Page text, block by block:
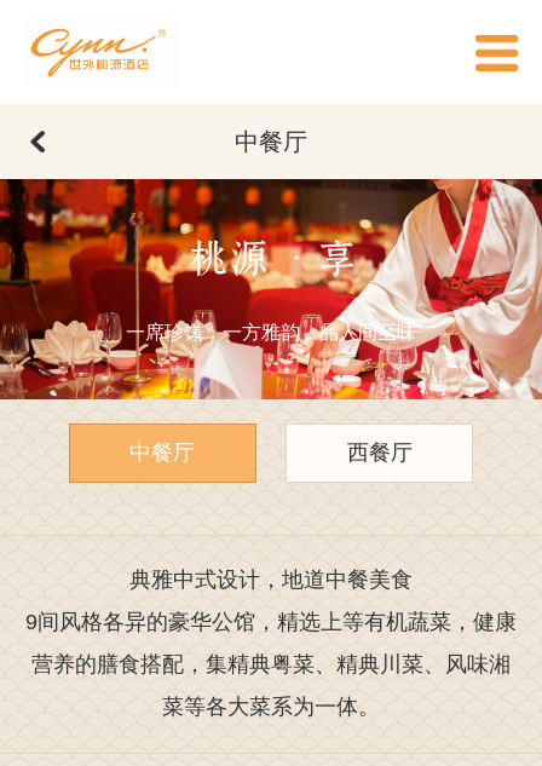
中餐厅
桃源 · 享
一席珍馐，一方雅韵，品人间至味
中餐厅 西餐厅
典雅中式设计，地道中餐美食
9间风格各异的豪华公馆，精选上等有机蔬菜，健康
营养的膳食搭配，集精典粤菜、精典川菜、风味湘
菜等各大菜系为一体。